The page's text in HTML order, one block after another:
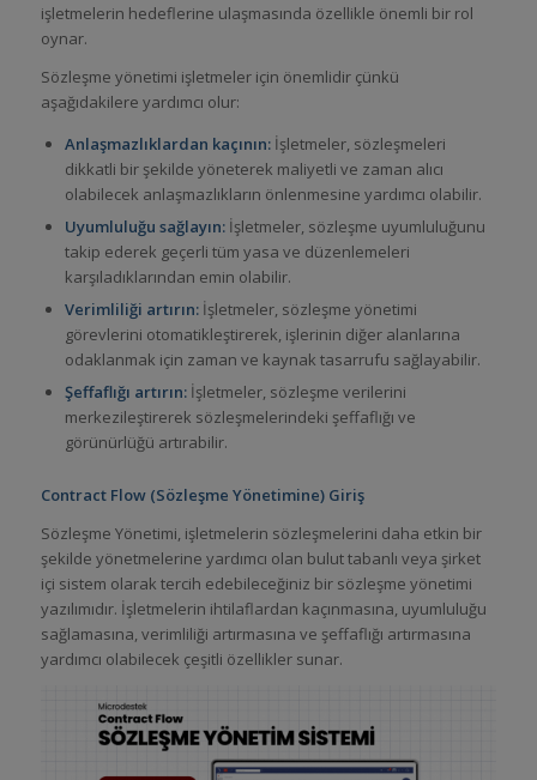
işletmelerin hedeflerine ulaşmasında özellikle önemli bir rol
oynar.
Sözleşme yönetimi işletmeler için önemlidir çünkü
aşağıdakilere yardımcı olur:
Anlaşmazlıklardan kaçının:İşletmeler, sözleşmeleri
dikkatli bir şekilde yöneterek maliyetli ve zaman alıcı
olabilecek anlaşmazlıkların önlenmesine yardımcı olabilir.
Uyumluluğu sağlayın: İşletmeler, sözleşme uyumluluğunu
takip ederek geçerli tüm yasa ve düzenlemeleri
karşıladıklarından emin olabilir.
Verimliliği artırın:İşletmeler, sözleşme yönetimi
görevlerini otomatikleştirerek, işlerinin diğer alanlarına
odaklanmak için zaman ve kaynak tasarrufu sağlayabilir.
Şeffaflığı artırın:İşletmeler, sözleşme verilerini
merkezileştirerek sözleşmelerindeki şeffaflığı ve
görünürlüğü artırabilir.
Contract Flow (Sözleşme Yönetimine) Giriş
Sözleşme Yönetimi, işletmelerin sözleşmelerini daha etkin bir
şekilde yönetmelerine yardımcı olan bulut tabanlı veya şirket
içi sistem olarak tercih edebileceğiniz bir sözleşme yönetimi
yazılımıdır. İşletmelerin ihtilaflardan kaçınmasına, uyumluluğu
sağlamasına, verimliliği artırmasına ve şeffaflığı artırmasına
yardımcı olabilecek çeşitli özellikler sunar.